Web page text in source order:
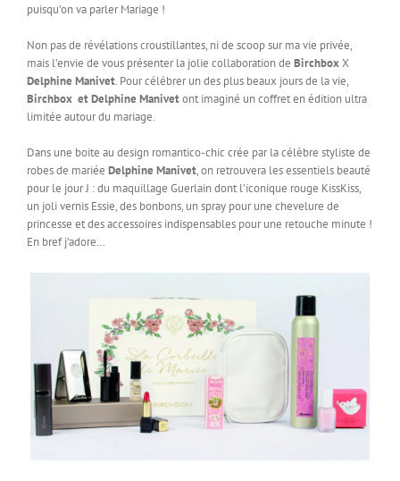
puisqu’on va parler Mariage !
Non pas de révélations croustillantes, ni de scoop sur ma vie privée,
mais l’envie de vous présenter la jolie collaboration de BirchboxX
Delphine Manivet. Pour célébrer un des plus beaux jours de la vie,
Birchbox et Delphine Manivetont imaginé un coffret en édition ultra
limitée autour du mariage.
Dans une boite au design romantico-chic crée par la célèbre styliste de
robes de mariée Delphine Manivet, on retrouvera les essentiels beauté
pour le jour J : du maquillage Guerlain dont l’iconique rouge KissKiss,
un joli vernis Essie, des bonbons, un spray pour une chevelure de
princesse et des accessoires indispensables pour une retouche minute !
En bref j’adore…